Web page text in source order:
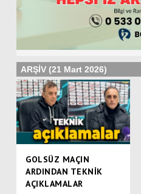
ARŞİV (21 Mart 2026)
GOLSÜZ MAÇIN
ARDINDAN TEKNİK
AÇIKLAMALAR